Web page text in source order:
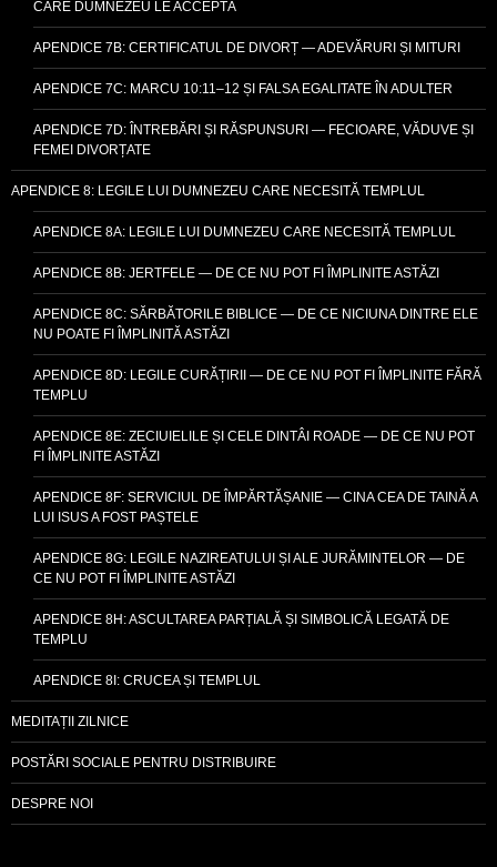
CARE DUMNEZEU LE ACCEPTĂ
APENDICE 7B: CERTIFICATUL DE DIVORȚ — ADEVĂRURI ȘI MITURI
APENDICE 7C: MARCU 10:11–12 ȘI FALSA EGALITATE ÎN ADULTER
APENDICE 7D: ÎNTREBĂRI ȘI RĂSPUNSURI — FECIOARE, VĂDUVE ȘI
FEMEI DIVORȚATE
APENDICE 8: LEGILE LUI DUMNEZEU CARE NECESITĂ TEMPLUL
APENDICE 8A: LEGILE LUI DUMNEZEU CARE NECESITĂ TEMPLUL
APENDICE 8B: JERTFELE — DE CE NU POT FI ÎMPLINITE ASTĂZI
APENDICE 8C: SĂRBĂTORILE BIBLICE — DE CE NICIUNA DINTRE ELE
NU POATE FI ÎMPLINITĂ ASTĂZI
APENDICE 8D: LEGILE CURĂȚIRII — DE CE NU POT FI ÎMPLINITE FĂRĂ
TEMPLU
APENDICE 8E: ZECIUIELILE ȘI CELE DINTÂI ROADE — DE CE NU POT
FI ÎMPLINITE ASTĂZI
APENDICE 8F: SERVICIUL DE ÎMPĂRTĂȘANIE — CINA CEA DE TAINĂ A
LUI ISUS A FOST PAȘTELE
APENDICE 8G: LEGILE NAZIREATULUI ȘI ALE JURĂMINTELOR — DE
CE NU POT FI ÎMPLINITE ASTĂZI
APENDICE 8H: ASCULTAREA PARȚIALĂ ȘI SIMBOLICĂ LEGATĂ DE
TEMPLU
APENDICE 8I: CRUCEA ȘI TEMPLUL
MEDITAȚII ZILNICE
POSTĂRI SOCIALE PENTRU DISTRIBUIRE
DESPRE NOI